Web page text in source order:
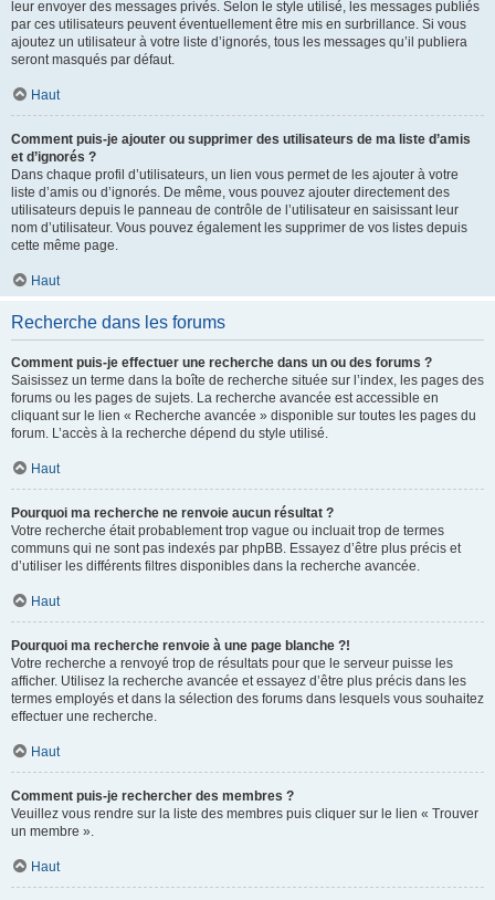
leur envoyer des messages privés. Selon le style utilisé, les messages publiés
par ces utilisateurs peuvent éventuellement être mis en surbrillance. Si vous
ajoutez un utilisateur à votre liste d’ignorés, tous les messages qu’il publiera
seront masqués par défaut.
Haut
Comment puis-je ajouter ou supprimer des utilisateurs de ma liste d’amis
et d’ignorés ?
Dans chaque profil d’utilisateurs, un lien vous permet de les ajouter à votre
liste d’amis ou d’ignorés. De même, vous pouvez ajouter directement des
utilisateurs depuis le panneau de contrôle de l’utilisateur en saisissant leur
nom d’utilisateur. Vous pouvez également les supprimer de vos listes depuis
cette même page.
Haut
Recherche dans les forums
Comment puis-je effectuer une recherche dans un ou des forums ?
Saisissez un terme dans la boîte de recherche située sur l’index, les pages des
forums ou les pages de sujets. La recherche avancée est accessible en
cliquant sur le lien « Recherche avancée » disponible sur toutes les pages du
forum. L’accès à la recherche dépend du style utilisé.
Haut
Pourquoi ma recherche ne renvoie aucun résultat ?
Votre recherche était probablement trop vague ou incluait trop de termes
communs qui ne sont pas indexés par phpBB. Essayez d’être plus précis et
d’utiliser les différents filtres disponibles dans la recherche avancée.
Haut
Pourquoi ma recherche renvoie à une page blanche ?!
Votre recherche a renvoyé trop de résultats pour que le serveur puisse les
afficher. Utilisez la recherche avancée et essayez d’être plus précis dans les
termes employés et dans la sélection des forums dans lesquels vous souhaitez
effectuer une recherche.
Haut
Comment puis-je rechercher des membres ?
Veuillez vous rendre sur la liste des membres puis cliquer sur le lien « Trouver
un membre ».
Haut